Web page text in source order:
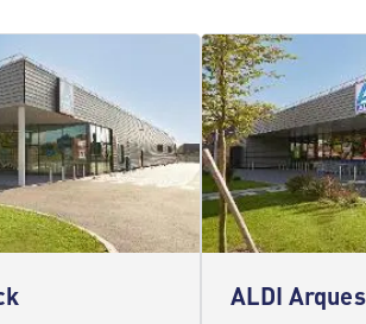
ALDI Arques